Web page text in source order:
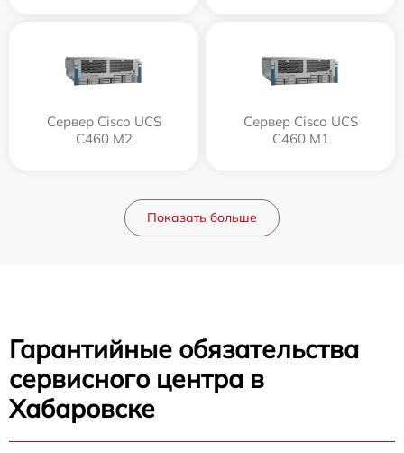
Сервер Cisco UCS
C460 M2
Сервер Cisco UCS
C460 M1
Показать больше
Гарантийные обязательства
сервисного центра в
Хабаровске